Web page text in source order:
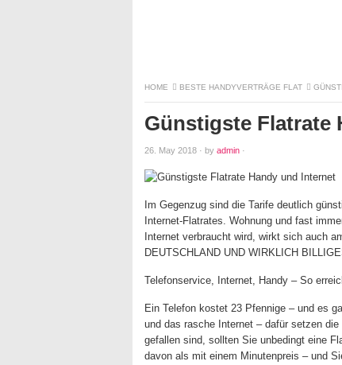
HOME BESTE HANDYVERTRÄGE FLAT
Günstigste Flatrate
26. May 2018 · by admin ·
Im Gegenzug sind die Tarife deutlich
Internet-Flatrates. Wohnung und fast
Internet verbraucht wird, wirkt sich auch
DEUTSCHLAND UND WIRKLICH
Telefonservice, Internet, Handy – So
Ein Telefon kostet 23 Pfennige – und es
und das rasche Internet – dafür setzen
gefallen sind, sollten Sie unbedingt eine
davon als mit einem Minutenpreis – und